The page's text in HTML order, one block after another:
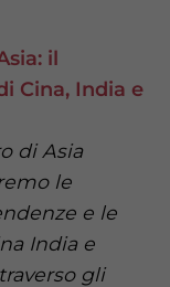
il
Cina, India e
di Asia
le
e le
India e
gli